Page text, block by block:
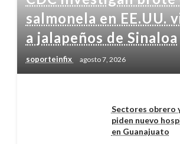
salmonela en EE.UU.
a jalapeños de Sinaloa
soporteinfix agosto 7, 2026
Sectores obrero
piden nuevo
en Guanajuato